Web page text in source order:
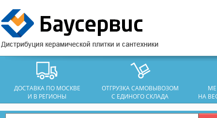
ДОСТАВКА ПО МОСКВЕ
И В РЕГИОНЫ
ОТГРУЗКА САМОВЫВОЗОМ
С ЕДИНОГО СКЛАДА
НА